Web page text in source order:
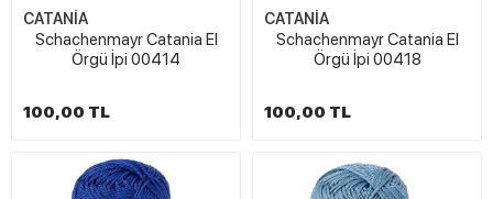
CATANİA
Schachenmayr Catania El
Örgü İpi 00414
100,00 TL
CATANİA
Schachenmayr Catania El
Örgü İpi 00418
100,00 TL